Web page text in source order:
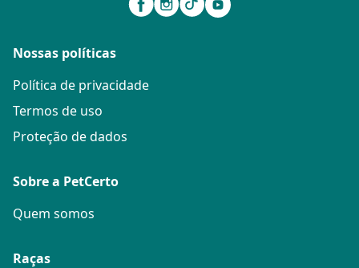
Nossas políticas
Política de privacidade
Termos de uso
Proteção de dados
Sobre a PetCerto
Quem somos
Raças